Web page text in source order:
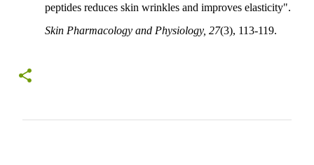
peptides reduces skin wrinkles and improves elasticity".
Skin Pharmacology and Physiology, 27(3), 113-119.